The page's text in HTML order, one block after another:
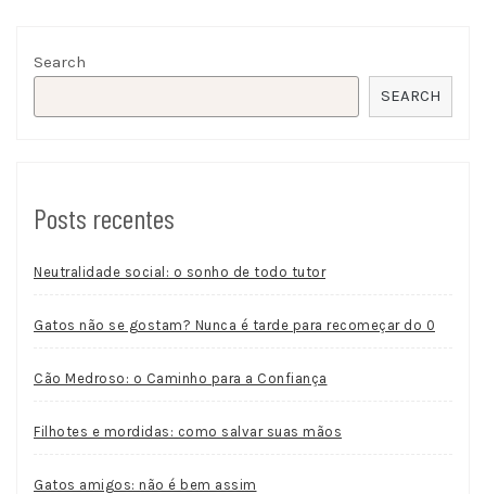
Search
SEARCH
Posts recentes
Neutralidade social: o sonho de todo tutor
Gatos não se gostam? Nunca é tarde para recomeçar do 0
Cão Medroso: o Caminho para a Confiança
Filhotes e mordidas: como salvar suas mãos
Gatos amigos: não é bem assim